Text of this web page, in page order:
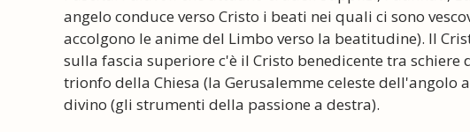
angelo conduce verso Cristo i beati nei quali ci sono
accolgono le anime del Limbo verso la beatitudine). Il
sulla fascia superiore c'è il Cristo benedicente tra
trionfo della Chiesa (la Gerusalemme celeste dell'angolo
divino (gli strumenti della passione a destra).